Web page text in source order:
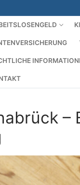
–